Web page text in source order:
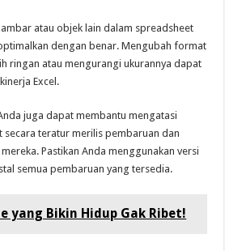
atau objek lain dalam spreadsheet
dengan benar. Mengubah format
ringan atau mengurangi ukurannya dapat
Excel.
juga dapat membantu mengatasi
secara teratur merilis pembaruan dan
Pastikan Anda menggunakan versi
semua pembaruan yang tersedia.
yang Bikin Hidup Gak Ribet!